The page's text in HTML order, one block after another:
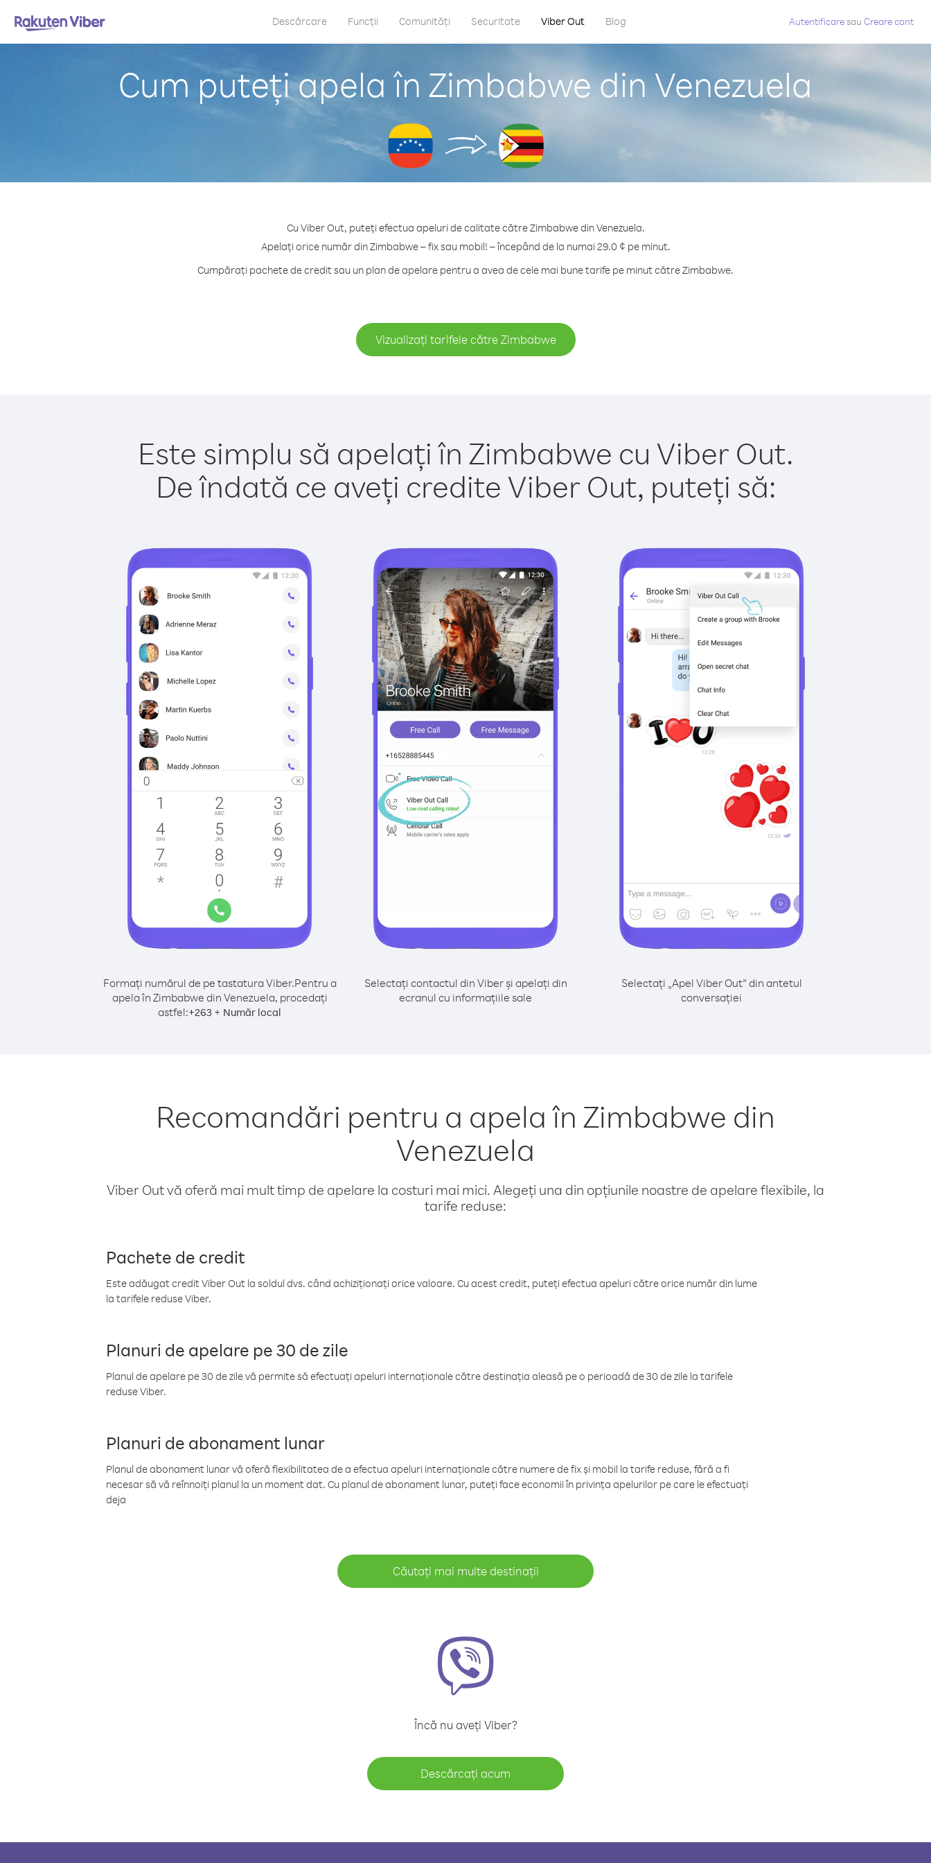
Descărcare Funcții Comunități Securitate Viber Out Blog Autentificaresau Creare cont
Cum puteți apela în Zimbabwe din Venezuela
Cu Viber Out, puteți efectua apeluri de calitate către Zimbabwe din Venezuela.
Apelați orice număr din Zimbabwe – fix sau mobil! – începând de la numai 29.0 ¢ pe minut.
Cumpărați pachete de credit sau un plan de apelare pentru a avea de cele mai bune tarife pe minut către Zimbabwe.
Vizualizați tarifele către Zimbabwe
Este simplu să apelați în Zimbabwe cu Viber Out.
De îndată ce aveți credite Viber Out, puteți să:
Formați numărul de pe tastatura Viber.Pentru a
apela în Zimbabwe din Venezuela, procedați
astfel:+263 + Număr local
Selectați contactul din Viber și apelați din
ecranul cu informațiile sale
Selectați „Apel Viber Out” din antetul
conversației
Recomandări pentru a apela în Zimbabwe din
Venezuela
Viber Out vă oferă mai mult timp de apelare la costuri mai mici. Alegeți una din opțiunile noastre de apelare flexibile, la
tarife reduse:
Pachete de credit
Este adăugat credit Viber Out la soldul dvs. când achiziționați orice valoare. Cu acest credit, puteți efectua apeluri către orice număr din lume
la tarifele reduse Viber.
Planuri de apelare pe 30 de zile
Planul de apelare pe 30 de zile vă permite să efectuați apeluri internaționale către destinația aleasă pe o perioadă de 30 de zile la tarifele
reduse Viber.
Planuri de abonament lunar
Planul de abonament lunar vă oferă flexibilitatea de a efectua apeluri internaționale către numere de fix și mobil la tarife reduse, fără a fi
necesar să vă reînnoiți planul la un moment dat. Cu planul de abonament lunar, puteți face economii în privința apelurilor pe care le efectuați
deja
Căutați mai multe destinații
Încă nu aveți Viber?
Descărcați acum